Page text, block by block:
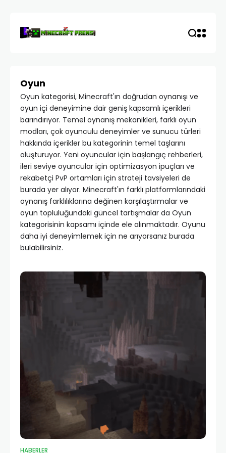
Oyun
Oyun kategorisi, Minecraft'ın doğrudan oynanışı ve
oyun içi deneyimine dair geniş kapsamlı içerikleri
barındırıyor. Temel oynanış mekanikleri, farklı oyun
modları, çok oyunculu deneyimler ve sunucu türleri
hakkında içerikler bu kategorinin temel taşlarını
oluşturuyor. Yeni oyuncular için başlangıç rehberleri,
ileri seviye oyuncular için optimizasyon ipuçları ve
rekabetçi PvP ortamları için strateji tavsiyeleri de
burada yer alıyor. Minecraft'ın farklı platformlarındaki
oynanış farklılıklarına değinen karşılaştırmalar ve
oyun topluluğundaki güncel tartışmalar da Oyun
kategorisinin kapsamı içinde ele alınmaktadır. Oyunu
daha iyi deneyimlemek için ne arıyorsanız burada
bulabilirsiniz.
HABERLER